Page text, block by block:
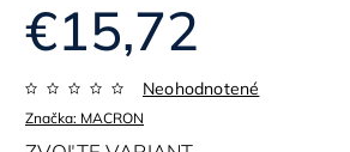
Značka: MACRON
Neohodnotené
€15,72